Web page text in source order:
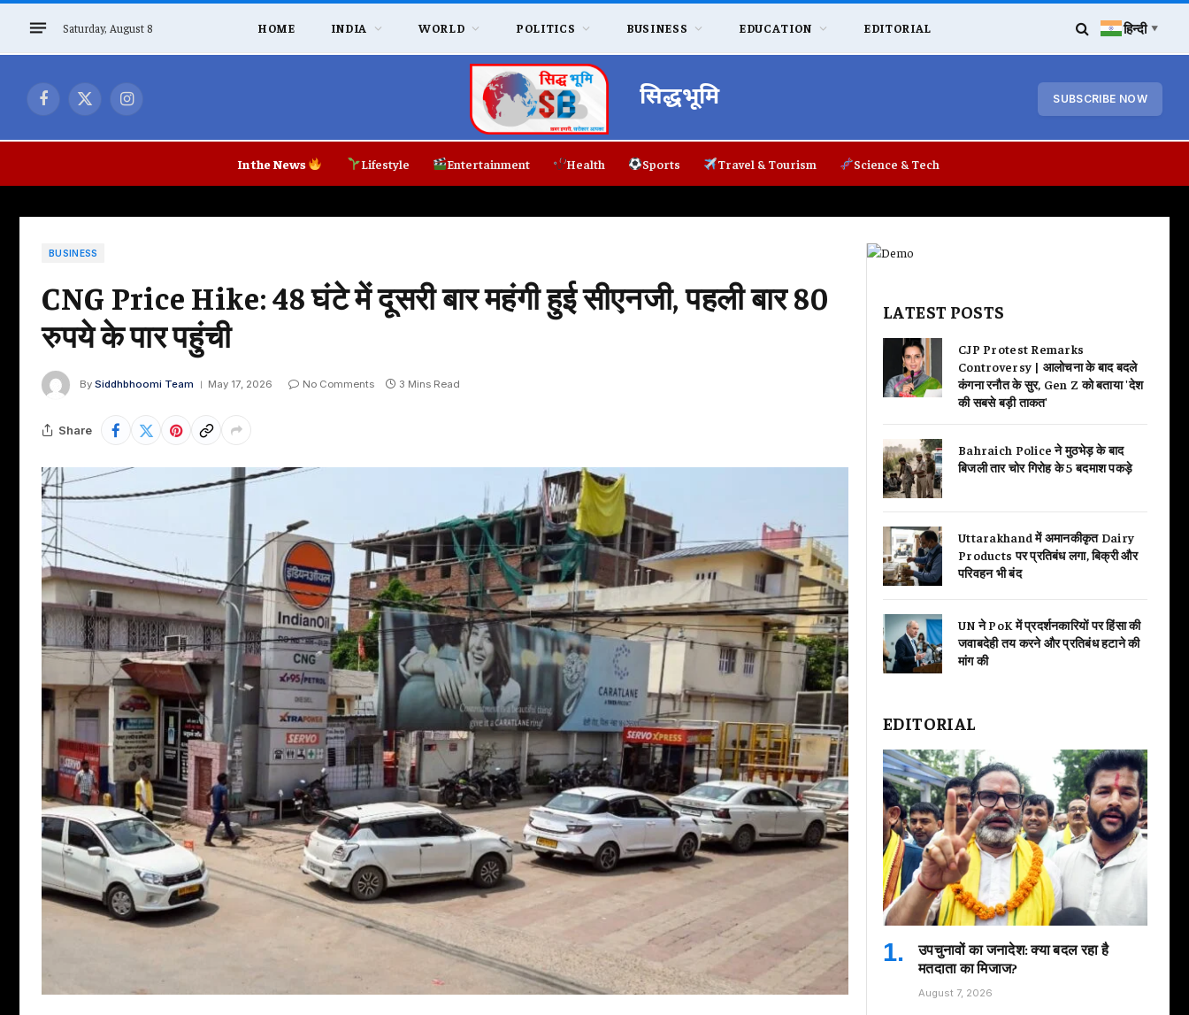
Saturday, August 8 HOME INDIA WORLD POLITICS BUSINESS EDUCATION EDITORIAL हिन्दी ▼
Facebook
X
Instagram सिद्धभूमि SUBSCRIBE NOW
In the News Lifestyle Entertainment Health Sports Travel & Tourism Science & Tech
BUSINESS
CNG Price Hike: 48 घंटे में दूसरी बार महंगी हुई सीएनजी, पहली बार 80
रुपये के पार पहुंची
By Siddhbhoomi Team May 17, 2026 No Comments 3 Mins Read
Share
LATEST POSTS
CJP Protest Remarks
Controversy | आलोचना के बाद बदले
कंगना रनौत के सुर, Gen Z को बताया 'देश
की सबसे बड़ी ताकत'
Bahraich Police ने मुठभेड़ के बाद
बिजली तार चोर गिरोह के 5 बदमाश पकड़े
Uttarakhand में अमानकीकृत Dairy
Products पर प्रतिबंध लगा, बिक्री और
परिवहन भी बंद
UN ने PoK में प्रदर्शनकारियों पर हिंसा की
जवाबदेही तय करने और प्रतिबंध हटाने की
मांग की
EDITORIAL
उपचुनावों का जनादेश: क्या बदल रहा है
मतदाता का मिजाज?
August 7, 2026